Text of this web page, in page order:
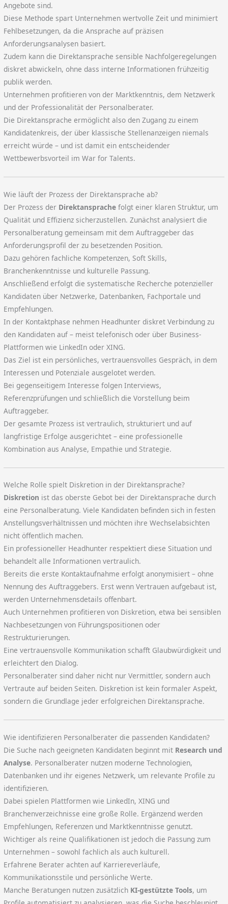
Angebote sind.
Diese Methode spart Unternehmen wertvolle Zeit und minimiert
Fehlbesetzungen, da die Ansprache auf präzisen
Anforderungsanalysen basiert.
Zudem kann die Direktansprache sensible Nachfolgeregelungen
diskret abwickeln, ohne dass interne Informationen frühzeitig
publik werden.
Unternehmen profitieren von der Marktkenntnis, dem Netzwerk
und der Professionalität der Personalberater.
Die Direktansprache ermöglicht also den Zugang zu einem
Kandidatenkreis, der über klassische Stellenanzeigen niemals
erreicht würde – und ist damit ein entscheidender
Wettbewerbsvorteil im War for Talents.
Wie läuft der Prozess der Direktansprache ab?
Der Prozess der Direktansprache folgt einer klaren Struktur, um
Qualität und Effizienz sicherzustellen. Zunächst analysiert die
Personalberatung gemeinsam mit dem Auftraggeber das
Anforderungsprofil der zu besetzenden Position.
Dazu gehören fachliche Kompetenzen, Soft Skills,
Branchenkenntnisse und kulturelle Passung.
Anschließend erfolgt die systematische Recherche potenzieller
Kandidaten über Netzwerke, Datenbanken, Fachportale und
Empfehlungen.
In der Kontaktphase nehmen Headhunter diskret Verbindung zu
den Kandidaten auf – meist telefonisch oder über Business-
Plattformen wie LinkedIn oder XING.
Das Ziel ist ein persönliches, vertrauensvolles Gespräch, in dem
Interessen und Potenziale ausgelotet werden.
Bei gegenseitigem Interesse folgen Interviews,
Referenzprüfungen und schließlich die Vorstellung beim
Auftraggeber.
Der gesamte Prozess ist vertraulich, strukturiert und auf
langfristige Erfolge ausgerichtet – eine professionelle
Kombination aus Analyse, Empathie und Strategie.
Welche Rolle spielt Diskretion in der Direktansprache?
Diskretion ist das oberste Gebot bei der Direktansprache durch
eine Personalberatung. Viele Kandidaten befinden sich in festen
Anstellungsverhältnissen und möchten ihre Wechselabsichten
nicht öffentlich machen.
Ein professioneller Headhunter respektiert diese Situation und
behandelt alle Informationen vertraulich.
Bereits die erste Kontaktaufnahme erfolgt anonymisiert – ohne
Nennung des Auftraggebers. Erst wenn Vertrauen aufgebaut ist,
werden Unternehmensdetails offenbart.
Auch Unternehmen profitieren von Diskretion, etwa bei sensiblen
Nachbesetzungen von Führungspositionen oder
Restrukturierungen.
Eine vertrauensvolle Kommunikation schafft Glaubwürdigkeit und
erleichtert den Dialog.
Personalberater sind daher nicht nur Vermittler, sondern auch
Vertraute auf beiden Seiten. Diskretion ist kein formaler Aspekt,
sondern die Grundlage jeder erfolgreichen Direktansprache.
Wie identifizieren Personalberater die passenden Kandidaten?
Die Suche nach geeigneten Kandidaten beginnt mit Research und
Analyse. Personalberater nutzen moderne Technologien,
Datenbanken und ihr eigenes Netzwerk, um relevante Profile zu
identifizieren.
Dabei spielen Plattformen wie LinkedIn, XING und
Branchenverzeichnisse eine große Rolle. Ergänzend werden
Empfehlungen, Referenzen und Marktkenntnisse genutzt.
Wichtiger als reine Qualifikationen ist jedoch die Passung zum
Unternehmen – sowohl fachlich als auch kulturell.
Erfahrene Berater achten auf Karriereverläufe,
Kommunikationsstile und persönliche Werte.
Manche Beratungen nutzen zusätzlich KI-gestützte Tools, um